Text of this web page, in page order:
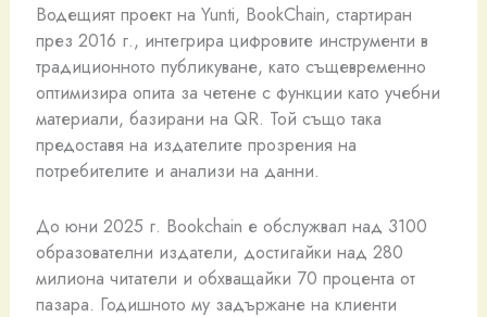
Водещият проект на Yunti, BookChain, стартиран
през 2016 г., интегрира цифровите инструменти в
традиционното публикуване, като същевременно
оптимизира опита за четене с функции като учебни
материали, базирани на QR. Той също така
предоставя на издателите прозрения на
потребителите и анализи на данни.
До юни 2025 г. Bookchain е обслужвал над 3100
образователни издатели, достигайки над 280
милиона читатели и обхващайки 70 процента от
пазара. Годишното му задържане на клиенти